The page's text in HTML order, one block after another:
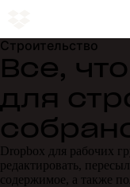
Строительство
Все,
для
Dropbox для рабочих
редактировать,
содержимое, а также